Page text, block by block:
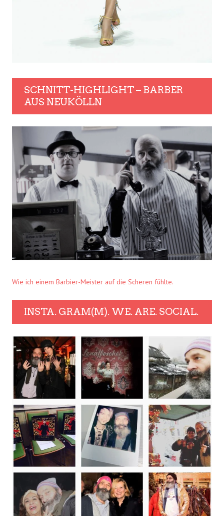
SCHNITT-HIGHLIGHT – BARBER
AUS NEUKÖLLN
Wie ich einem Barbier-Meister auf die Scheren fühlte.
INSTA. GRAM(M). WE. ARE. SOCIAL.